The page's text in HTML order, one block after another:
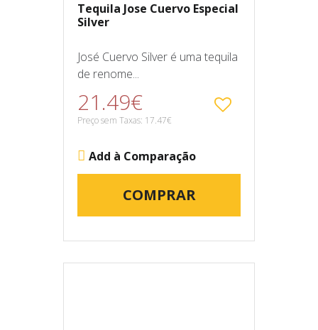
Tequila Jose Cuervo Especial
Silver
José Cuervo Silver é uma tequila
de renome...
21.49€
Preço sem Taxas: 17.47€
Add à Comparação
COMPRAR